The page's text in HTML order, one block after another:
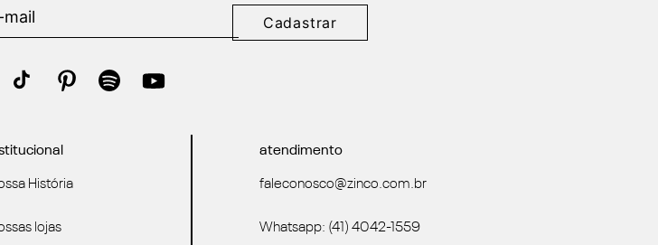
Cadastrar
História
lojas
atendimento
faleconosco@zinco.com.br
Whatsapp: (41) 4042-1559